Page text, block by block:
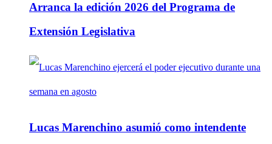
Arranca la edición 2026 del Programa de
Extensión Legislativa
Lucas Marenchino asumió como intendente